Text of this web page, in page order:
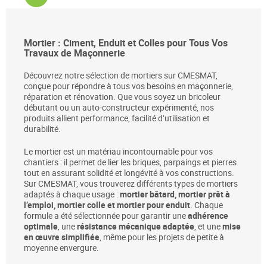
Mortier : Ciment, Enduit et Colles pour Tous Vos
Travaux de Maçonnerie
Découvrez notre sélection de mortiers sur CMESMAT,
conçue pour répondre à tous vos besoins en maçonnerie,
réparation et rénovation. Que vous soyez un bricoleur
débutant ou un auto-constructeur expérimenté, nos
produits allient performance, facilité d’utilisation et
durabilité.
Le mortier est un matériau incontournable pour vos
chantiers : il permet de lier les briques, parpaings et pierres
tout en assurant solidité et longévité à vos constructions.
Sur CMESMAT, vous trouverez différents types de mortiers
adaptés à chaque usage :mortier bâtard, mortier prêt à
l’emploi, mortier colle et mortier pour enduit. Chaque
formule a été sélectionnée pour garantir uneadhérence
optimale, unerésistance mécanique adaptée, et unemise
en œuvre simplifiée, même pour les projets de petite à
moyenne envergure.